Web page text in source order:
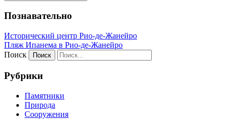
Познавательно
Исторический центр Рио-де-Жанейро
Пляж Ипанема в Рио-де-Жанейро
Поиск
Рубрики
Памятники
Природа
Сооружения